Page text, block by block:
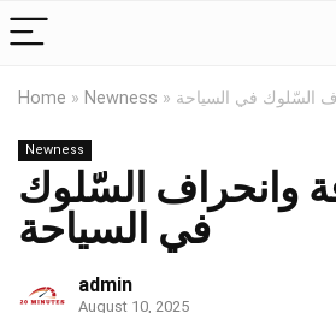
Home » Newness » السّلوك في السياحة
Newness
وانحراف السّلوك
في السياحة
admin
August 10, 2025